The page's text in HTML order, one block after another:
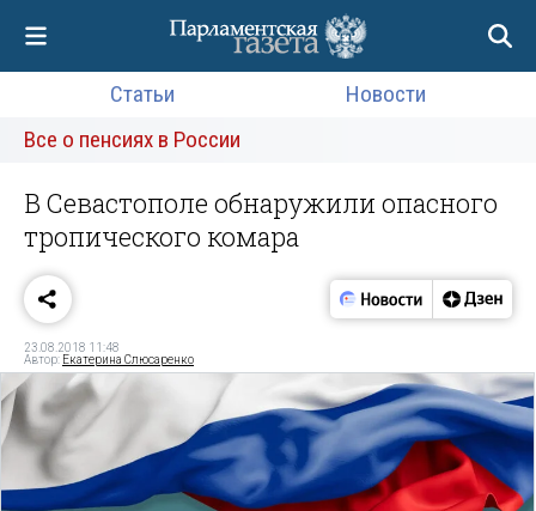
Статьи
Новости
Все о пенсиях в России
В Севастополе обнаружили опасного
тропического комара
23.08.2018 11:48
Автор: Екатерина Слюсаренко